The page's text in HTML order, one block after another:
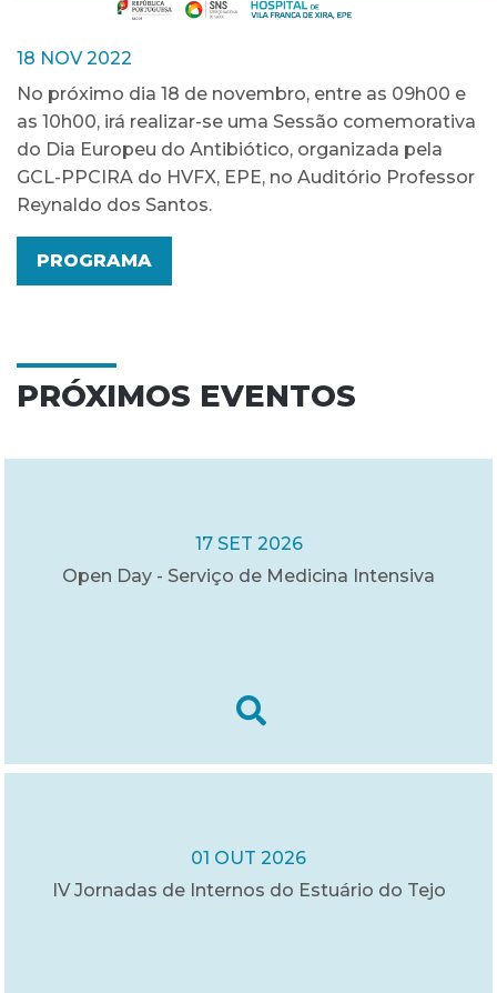
18 NOV 2022
No próximo dia 18 de novembro, entre as 09h00 e
as 10h00, irá realizar-se uma Sessão comemorativa
do Dia Europeu do Antibiótico, organizada pela
GCL-PPCIRA do HVFX, EPE, no Auditório Professor
Reynaldo dos Santos.
PROGRAMA
PRÓXIMOS EVENTOS
17 SET 2026
Open Day - Serviço de Medicina Intensiva
01 OUT 2026
IV Jornadas de Internos do Estuário do Tejo